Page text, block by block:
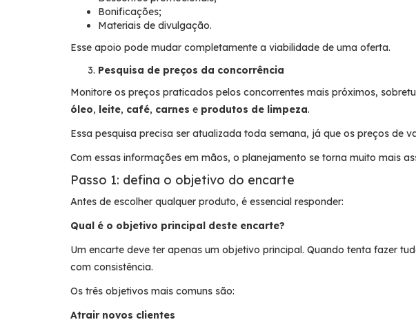
Bonificações;
Materiais de divulgação.
Esse apoio pode mudar completamente a viabilidade de uma oferta.
Pesquisa de preços da concorrência
Monitore os preços praticados pelos concorrentes mais próximos,
óleo, leite, café, carnes e produtos de limpeza.
Essa pesquisa precisa ser atualizada toda semana, já que os preços de
Com essas informações em mãos, o planejamento se torna muito mais
Passo 1: defina o objetivo do encarte
Antes de escolher qualquer produto, é essencial responder:
Qual é o objetivo principal deste encarte?
Um encarte deve ter apenas um objetivo principal. Quando tenta fazer
com consistência.
Os três objetivos mais comuns são:
Atrair novos clientes